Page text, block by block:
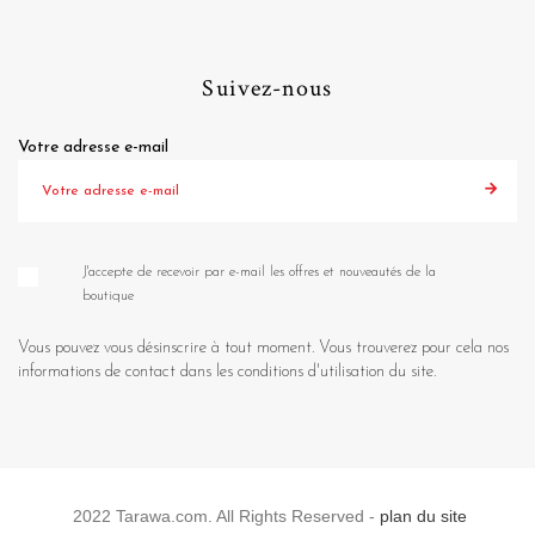
Suivez-nous
Votre adresse e-mail
J'accepte de recevoir par e-mail les offres et nouveautés de la
boutique
Vous pouvez vous désinscrire à tout moment. Vous trouverez pour cela nos
informations de contact dans les conditions d'utilisation du site.
2022 Tarawa.com. All Rights Reserved - plan du site